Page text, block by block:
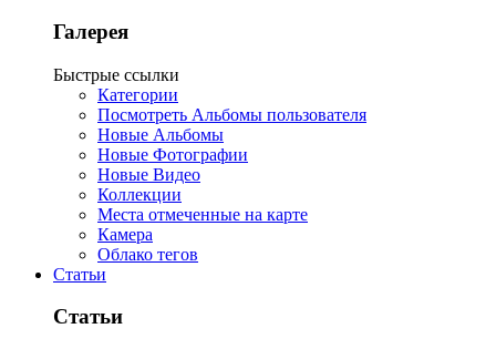
Галерея
Быстрые ссылки
Категории
Посмотреть Альбомы пользователя
Новые Альбомы
Новые Фотографии
Новые Видео
Коллекции
Места отмеченные на карте
Камера
Облако тегов
Статьи
Статьи